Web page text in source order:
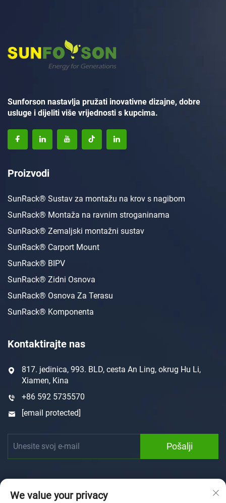
Sunforson nastavlja pružati inovativne dizajne, dobre
usluge i dijeliti više vrijednosti s kupcima.
Proizvodi
SunRack® Sustav za montažu na krov s nagibom
SunRack® Montaža na ravnim stroganinama
SunRack® Zemaljski montažni sustav
SunRack® Carport Mount
SunRack® BIPV
SunRack® Zidni Osnova
SunRack® Osnova Za Terasu
SunRack® Komponenta
Kontaktirajte nas
817. jedinica, 993. BLD, cesta An Ling, okrug Hu Li,
Xiamen, Kina
+86 592 5735570
[email protected]
Pošalji
We value your privacy